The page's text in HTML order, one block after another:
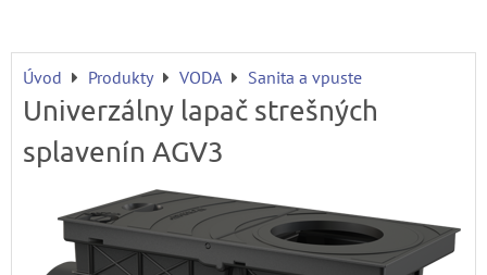
Úvod Produkty VODA Sanita a vpuste
Univerzálny lapač strešných
splavenín AGV3